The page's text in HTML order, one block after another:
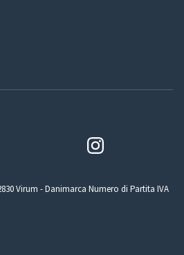
Virum - Danimarca Numero di Partita IVA